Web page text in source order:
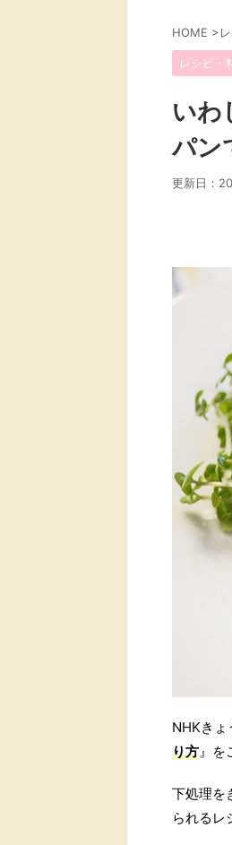
HOME >
レシピ・
いわ
パン
更新日：
NHKきょ
り方 』を
下処理を
られるレ